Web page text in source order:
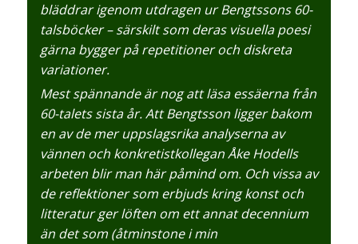
bläddrar igenom utdragen ur Bengtssons 60-
talsböcker – särskilt som deras visuella poesi
gärna bygger på repetitioner och diskreta
variationer.
Mest spännande är nog att läsa essäerna från
60-talets sista år. Att Bengtsson ligger bakom
en av de mer uppslagsrika analyserna av
vännen och konkretistkollegan Åke Hodells
arbeten blir man här påmind om. Och vissa av
de reflektioner som erbjuds kring konst och
litteratur ger löften om ett annat decennium
än det som (åtminstone i min